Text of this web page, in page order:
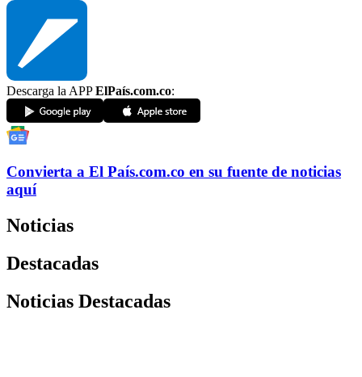
Descarga la APPElPaís.com.co:
Convierta a El País.com.co en su fuente de noticias
aquí
Noticias
Destacadas
Noticias Destacadas